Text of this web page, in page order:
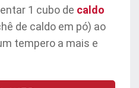
1 cubo de caldo
de caldo em pó) ao
tempero a mais e